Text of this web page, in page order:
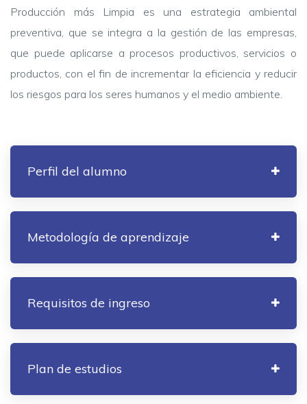
Producción más Limpia es una estrategia ambiental
preventiva, que se integra a la gestión de las empresas,
que puede aplicarse a procesos productivos, servicios o
productos, con el fin de incrementar la eficiencia y reducir
los riesgos para los seres humanos y el medio ambiente.
Perfil del alumno
Metodología de aprendizaje
Requisitos de ingreso
Plan de estudios